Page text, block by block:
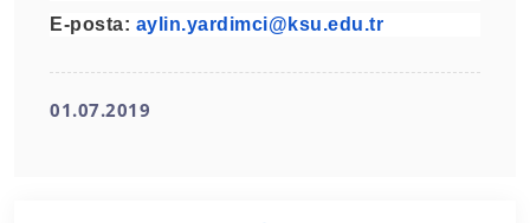
E-posta: aylin.yardimci@ksu.edu.tr
01.07.2019